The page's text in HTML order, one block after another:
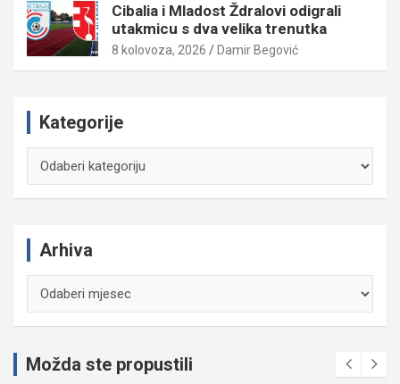
Cibalia i Mladost Ždralovi odigrali
utakmicu s dva velika trenutka
8 kolovoza, 2026 Damir Begović
Kategorije
Arhiva
Možda ste propustili